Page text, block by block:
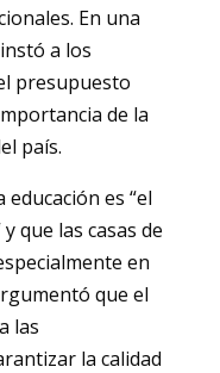
En una
a los
presupuesto
de la
país.
es “el
que las casas de
en
que el
las
la calidad